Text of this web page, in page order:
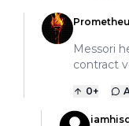
Messori
contract
0+